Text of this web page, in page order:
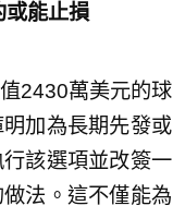
能止損
2430萬美元的球
加為長期先發或
該選項並改簽一
法。這不僅能為